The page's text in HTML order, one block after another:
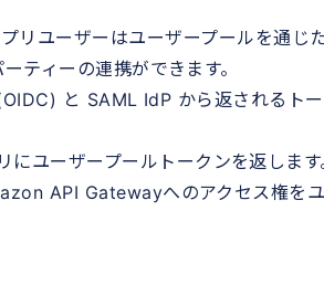
リユーザーはユーザープールを通じ
ィーの連携ができます。
と SAML IdP から返されるト
ユーザープールトークンを返します
API Gatewayへのアクセス権を